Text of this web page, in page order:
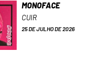
MONOFACE
CUIR
25 DE JULHO DE 2026